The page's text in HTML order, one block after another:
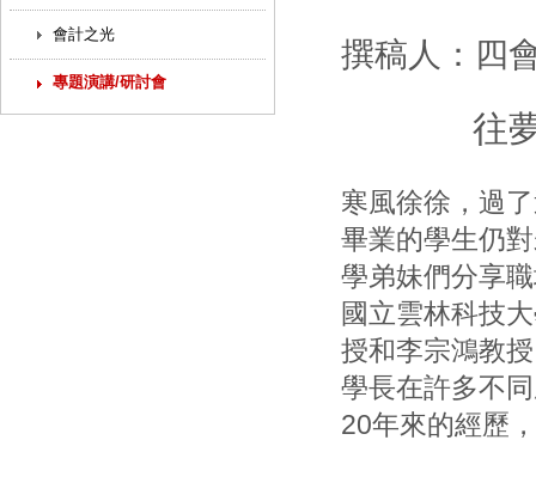
會計之光
專題演講/研討會
撰稿人：四
往
寒風徐徐，過
畢業的學生仍
學弟妹們分享
國立雲林科技
授和李宗鴻教
學長在許多不
20年來的經歷